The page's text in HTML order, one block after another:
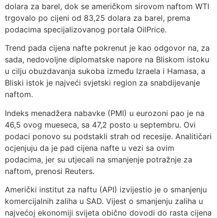
dolara za barel, dok se američkom sirovom naftom WTI
trgovalo po cijeni od 83,25 dolara za barel, prema
podacima specijalizovanog portala OilPrice.
Trend pada cijena nafte pokrenut je kao odgovor na, za
sada, nedovoljne diplomatske napore na Bliskom istoku
u cilju obuzdavanja sukoba između Izraela i Hamasa, a
Bliski istok je najveći svjetski region za snabdijevanje
naftom.
Indeks menadžera nabavke (PMI) u eurozoni pao je na
46,5 ovog mueseca, sa 47,2 posto u septembru. Ovi
podaci ponovo su podstakli strah od recesije. Analitičari
ocjenjuju da je pad cijena nafte u vezi sa ovim
podacima, jer su utjecali na smanjenje potražnje za
naftom, prenosi Reuters.
Američki institut za naftu (API) izvijestio je o smanjenju
komercijalnih zaliha u SAD. Vijest o smanjenju zaliha u
najvećoj ekonomiji svijeta obično dovodi do rasta cijena